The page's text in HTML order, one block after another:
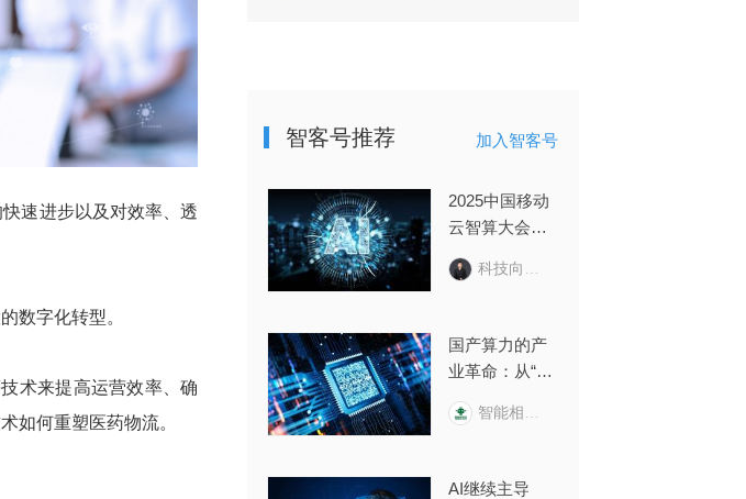
速进步以及对效率、透
数字化转型。
术来提高运营效率、确
如何重塑医药物流。
智客号推荐 加入智客号
2025中国移动
云智算大会回
顾：云智变
革，AI+跃迁
科技向令说
国产算力的产
业革命：从“纸
面算力”到“生产
力转化”的“惊险
智能相对论
AI继续主导